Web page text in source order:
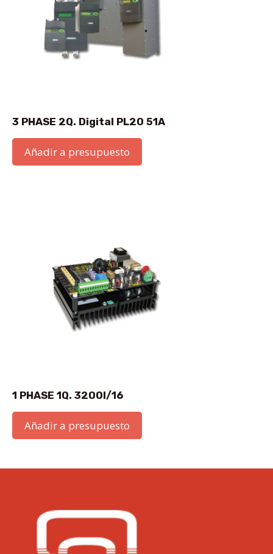
3 PHASE 2Q. Digital PL20 51A
Añadir a presupuesto
1 PHASE 1Q. 3200I/16
Añadir a presupuesto